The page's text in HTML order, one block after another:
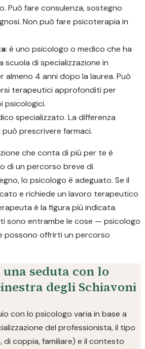
Può fare consulenza, sostegno
Non può fare psicoterapia in
: è uno psicologo o medico che ha
di specializzazione in
almeno 4 anni dopo la laurea. Può
terapeutici approfonditi per
psicologici.
specializzato. La differenza
prescrivere farmaci.
che conta di più per te è
di un percorso breve di
lo psicologo è adeguato. Se il
e richiede un lavoro terapeutico
è la figura più indicata.
sono entrambe le cose — psicologo
offrirti un percorso
seduta con lo
degli Schiavoni
con lo psicologo varia in base a
del professionista, il tipo
di coppia, familiare) e il contesto